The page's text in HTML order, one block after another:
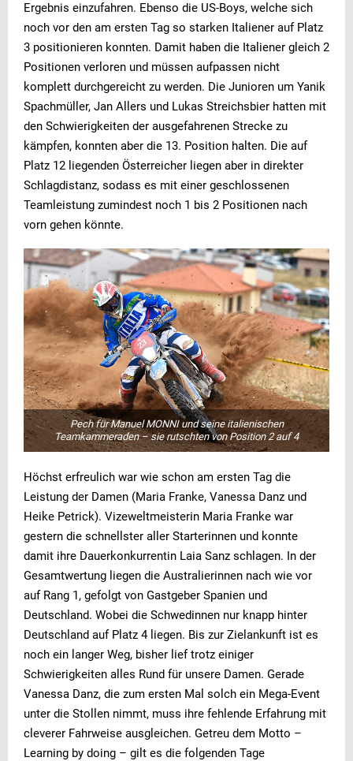
Ergebnis einzufahren. Ebenso die US-Boys, welche sich
noch vor den am ersten Tag so starken Italiener auf Platz
3 positionieren konnten. Damit haben die Italiener gleich 2
Positionen verloren und müssen aufpassen nicht
komplett durchgereicht zu werden. Die Junioren um Yanik
Spachmüller, Jan Allers und Lukas Streichsbier hatten mit
den Schwierigkeiten der ausgefahrenen Strecke zu
kämpfen, konnten aber die 13. Position halten. Die auf
Platz 12 liegenden Österreicher liegen aber in direkter
Schlagdistanz, sodass es mit einer geschlossenen
Teamleistung zumindest noch 1 bis 2 Positionen nach
vorn gehen könnte.
Pech für Manuel MONNI und seine italienischen
Teamkammeraden – sie rutschten von Position 2 auf 4
Höchst erfreulich war wie schon am ersten Tag die
Leistung der Damen (Maria Franke, Vanessa Danz und
Heike Petrick). Vizeweltmeisterin Maria Franke war
gestern die schnellster aller Starterinnen und konnte
damit ihre Dauerkonkurrentin Laia Sanz schlagen. In der
Gesamtwertung liegen die Australierinnen nach wie vor
auf Rang 1, gefolgt von Gastgeber Spanien und
Deutschland. Wobei die Schwedinnen nur knapp hinter
Deutschland auf Platz 4 liegen. Bis zur Zielankunft ist es
noch ein langer Weg, bisher lief trotz einiger
Schwierigkeiten alles Rund für unsere Damen. Gerade
Vanessa Danz, die zum ersten Mal solch ein Mega-Event
unter die Stollen nimmt, muss ihre fehlende Erfahrung mit
cleverer Fahrweise ausgleichen. Getreu dem Motto –
Learning by doing – gilt es die folgenden Tage